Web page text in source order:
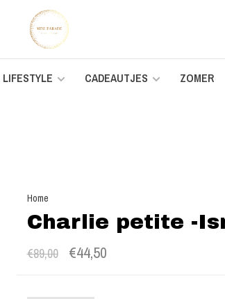
LIFESTYLE CADEAUTJES ZOMER
Home
Charlie petite -
€89,00 €44,50